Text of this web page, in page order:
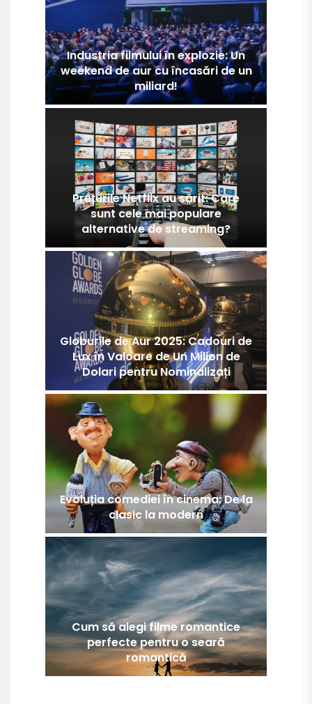
Industria filmului în explozie: Un
weekend de aur cu încasări de un
miliard!
Prețurile Netflix au sărit: Care
sunt cele mai populare
alternative de streaming?
Globurile de Aur 2025: Cadouri de
Lux în Valoare de Un Milion de
Dolari pentru Nominalizați
Evoluția comediei în cinema: De la
clasic la modern
Cum să alegi filme romantice
perfecte pentru o seară
romantică